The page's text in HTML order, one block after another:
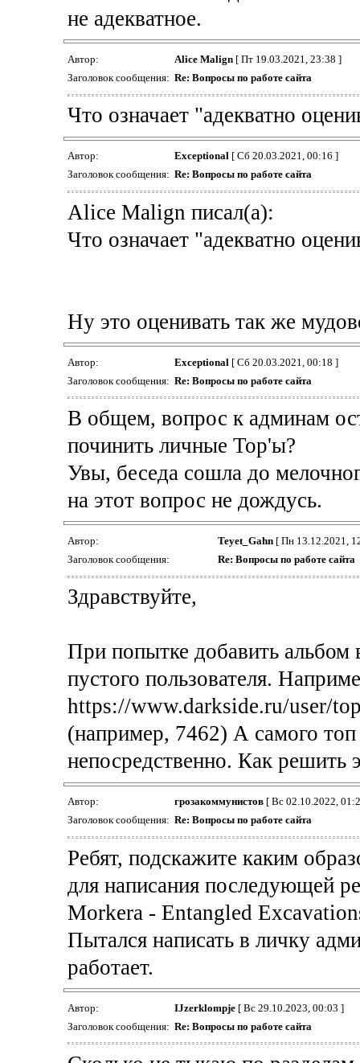
не адекватное.
Автор: Alice Malign[ Пт 19.03.2021, 23:38 ]
Заголовок сообщения: Re: Вопросы по работе сайта
Что означает "адекватно
Автор: Exceptional[ Сб 20.03.2021, 00:16 ]
Заголовок сообщения: Re: Вопросы по работе сайта
Alice Malign писал(а):
Что означает "адекватно
Ну это оценивать так же
Автор: Exceptional [ Сб 20.03.2021, 00:18 ]
Заголовок сообщения: Re: Вопросы по работе сайта
В общем, вопрос к админам
починить личные Тор'ы?
Увы, беседа сошла до
на этот вопрос не дождусь.
Автор: Teyet_Gahn[ Пн 13.12.2021,
Заголовок сообщения:
Re: Вопросы по работе сайта
Здравствуйте,
При попытке добавить альбом
пустого пользователя.
https://www.darkside.ru/user/
(например, 7462) А самого топ
непосредственно. Как решить
Автор: грозакоммунистов[ Вс 02.10.2022,
Заголовок сообщения: Re: Вопросы по работе сайта
Ребят, подскажите каким
для написания последующей
Morkera - Entangled
Пытался написать в личку
работает.
Автор: IJzerklompje[ Вс 29.10.2023, 00:03 ]
Заголовок сообщения: Re: Вопросы по работе сайта